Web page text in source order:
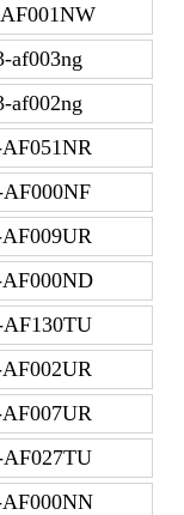
af003ng
af002ng
AF000NF
AF130TU
AF027TU